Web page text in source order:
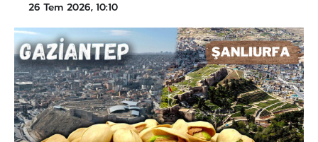
26 Tem 2026, 10:10